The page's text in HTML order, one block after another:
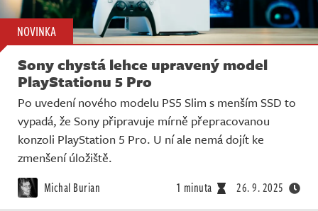
NOVINKA
Sony chystá lehce upravený model
PlayStationu 5 Pro
Po uvedení nového modelu PS5 Slim s menším SSD to
vypadá, že Sony připravuje mírně přepracovanou
konzoli PlayStation 5 Pro. U ní ale nemá dojít ke
zmenšení úložiště.
Michal Burian 1 minuta 26. 9. 2025